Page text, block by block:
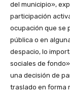
del municipio»,
participación
ocupación que se
pública o en
despacio, lo
sociales de
una decisión de
traslado en forma